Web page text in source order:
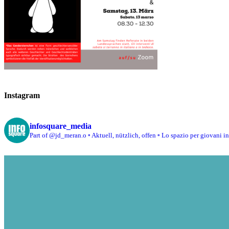
Instagram
infosquare_media
Part of @jd_meran.o ▫️ Aktuell, nützlich, offen ▫️ Lo spazio per giovani